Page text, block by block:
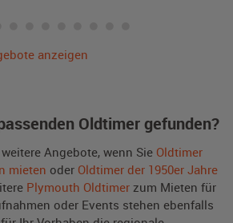
anzeigen
Oldtimer gefunden?
Angebote, wenn Sie Oldtimer
mieten oder Oldtimer der 1950er Jahre
Plymouth Oldtimer zum Mieten für
oder Events stehen ebenfalls